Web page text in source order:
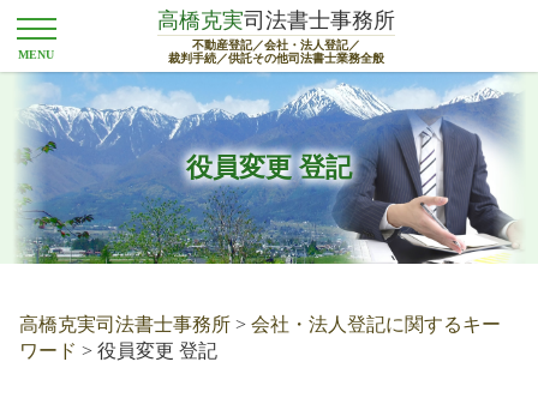
役員変更 登記
高橋克実司法書士事務所
不動産登記／会社・法人登記／
裁判手続／供託その他司法書士業務全般
高橋克実司法書士事務所 > 会社・法人登記に関するキー
ワード > 役員変更 登記